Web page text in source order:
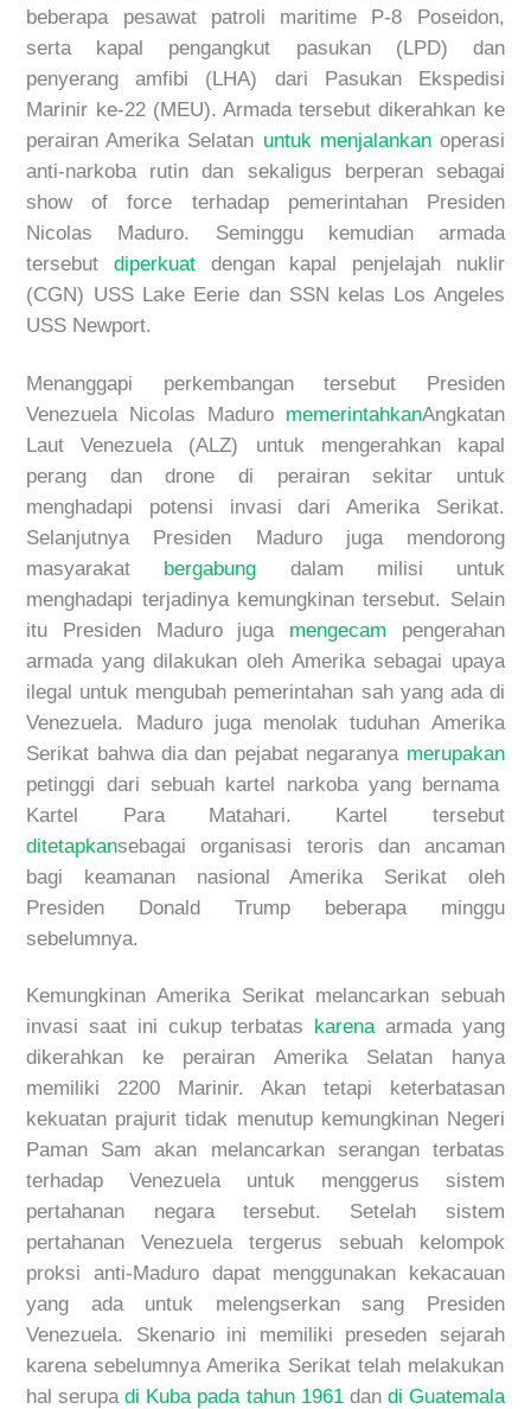
beberapa pesawat patroli maritime P-8 Poseidon,
serta kapal pengangkut pasukan (LPD) dan
penyerang amfibi (LHA) dari Pasukan Ekspedisi
Marinir ke-22 (MEU). Armada tersebut dikerahkan ke
perairan Amerika Selatan untuk menjalankanoperasi
anti-narkoba rutin dan sekaligus berperan sebagai
show of force terhadap pemerintahan Presiden
Nicolas Maduro. Seminggu kemudian armada
tersebutdiperkuat dengan kapal penjelajah nuklir
(CGN) USS Lake Eerie dan SSN kelas Los Angeles
USS Newport.
Menanggapi perkembangan tersebut Presiden
Venezuela Nicolas Maduro memerintahkanAngkatan
Laut Venezuela (ALZ) untuk mengerahkan kapal
perang dandrone di perairan sekitar untuk
menghadapi potensi invasi dari Amerika Serikat.
Selanjutnya Presiden Maduro juga mendorong
masyarakat bergabung dalam milisi untuk
menghadapi terjadinya kemungkinan tersebut. Selain
itu Presiden Maduro juga mengecam pengerahan
armada yang dilakukan oleh Amerika sebagai upaya
ilegal untuk mengubah pemerintahan sah yang ada di
Venezuela. Maduro juga menolak tuduhan Amerika
Serikat bahwa dia dan pejabat negaranya merupakan
petinggi dari sebuah kartel narkoba yang bernama
Kartel Para Matahari. Kartel tersebut
ditetapkansebagai organisasi teroris dan ancaman
bagi keamanan nasional Amerika Serikat oleh
Presiden Donald Trump beberapa minggu
sebelumnya.
Kemungkinan Amerika Serikat melancarkan sebuah
invasi saat ini cukup terbatas karena armada yang
dikerahkan ke perairan Amerika Selatan hanya
memiliki 2200 Marinir. Akan tetapi keterbatasan
kekuatan prajurittidak menutup kemungkinan Negeri
Paman Sam akan melancarkan serangan terbatas
terhadap Venezuela untuk menggerus sistem
pertahanan negara tersebut. Setelah sistem
pertahanan Venezuela tergerus sebuah kelompok
proksi anti-Maduro dapat menggunakan kekacauan
yang ada untuk melengserkansang Presiden
Venezuela. Skenario ini memiliki preseden sejarah
karena sebelumnya Amerika Serikat telah melakukan
hal serupadi Kuba pada tahun 1961dan di Guatemala